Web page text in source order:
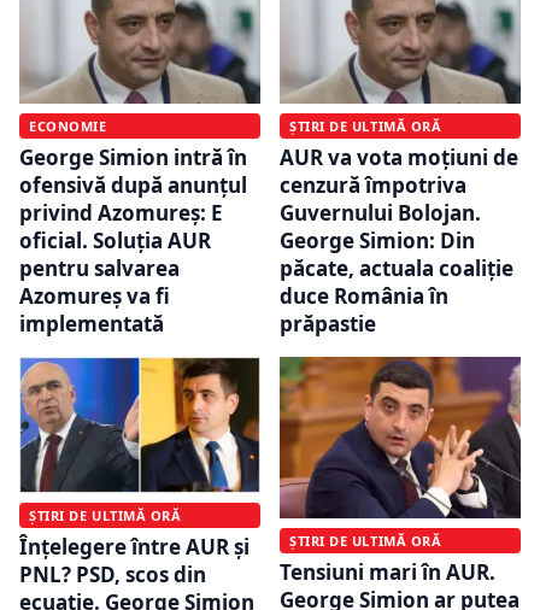
ECONOMIE
George Simion intră în
ofensivă după anunțul
privind Azomureș: E
oficial. Soluția AUR
pentru salvarea
Azomureș va fi
implementată
ȘTIRI DE ULTIMĂ ORĂ
AUR va vota moțiuni de
cenzură împotriva
Guvernului Bolojan.
George Simion: Din
păcate, actuala coaliție
duce România în
prăpastie
ȘTIRI DE ULTIMĂ ORĂ
Înțelegere între AUR și
PNL? PSD, scos din
ecuație. George Simion
ȘTIRI DE ULTIMĂ ORĂ
Tensiuni mari în AUR.
George Simion ar putea